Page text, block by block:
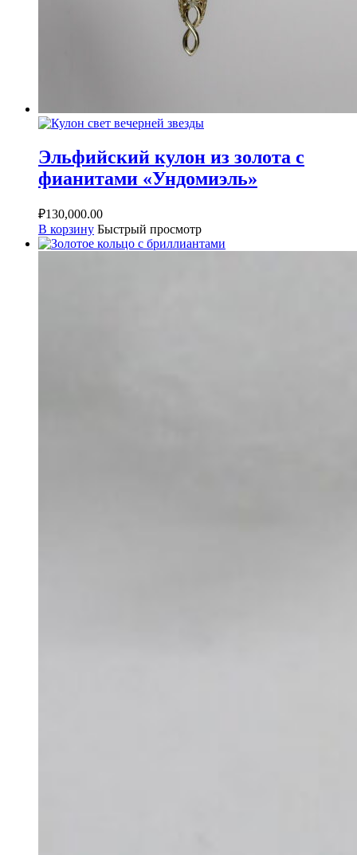
Эльфийский кулон из золота с
фианитами «Ундомиэль»
₽130,000.00
В корзину Быстрый просмотр